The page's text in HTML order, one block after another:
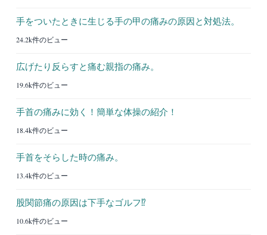
手をついたときに生じる手の甲の痛みの原因と対処法。
24.2k件のビュー
広げたり反らすと痛む親指の痛み。
19.6k件のビュー
手首の痛みに効く！簡単な体操の紹介！
18.4k件のビュー
手首をそらした時の痛み。
13.4k件のビュー
股関節痛の原因は下手なゴルフ⁉︎
10.6k件のビュー